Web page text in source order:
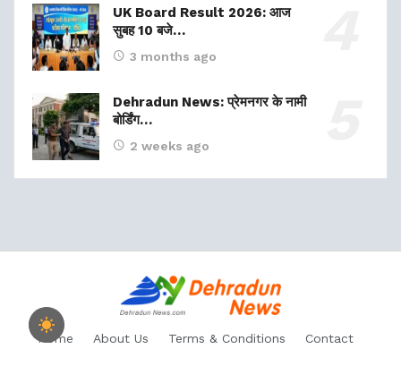
UK Board Result 2026: आज
सुबह 10 बजे…
3 months ago
Dehradun News: प्रेमनगर के नामी
बोर्डिंग…
2 weeks ago
Home About Us Terms & Conditions Contact